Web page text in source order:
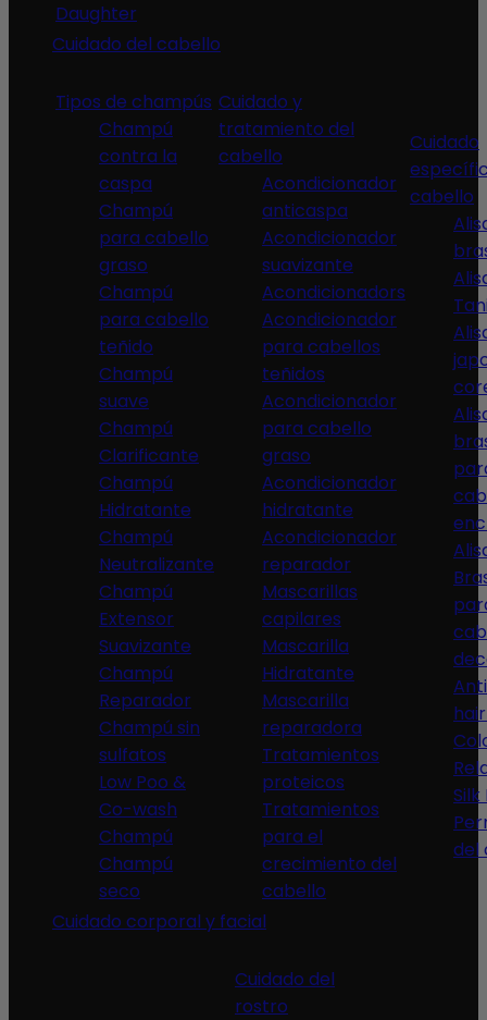
Daughter
Cuidado del cabello
Tipos de champús
Champú
contra la
caspa
Champú
para cabello
graso
Champú
para cabello
teñido
Champú
suave
Champú
Clarificante
Champú
Hidratante
Champú
Neutralizante
Champú
Extensor
Suavizante
Champú
Reparador
Champú sin
sulfatos
Low Poo &
Co-wash
Champú
Champú
seco
Cuidado y
tratamiento del
cabello
Acondicionador
anticaspa
Acondicionador
suavizante
Acondicionadors
Acondicionador
para cabellos
teñidos
Acondicionador
para cabello
graso
Acondicionador
hidratante
Acondicionador
reparador
Mascarillas
capilares
Mascarilla
Hidratante
Mascarilla
reparadora
Tratamientos
proteicos
Tratamientos
para el
crecimiento del
cabello
Cuidado
cabello
Silk
del
Cuidado corporal y facial
Cuidado del
rostro